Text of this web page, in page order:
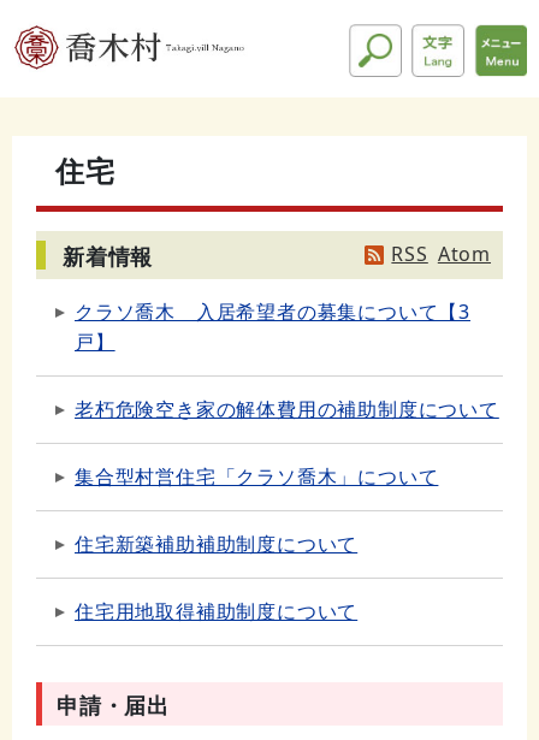
住宅
新着情報 RSS Atom
クラソ喬木 入居希望者の募集について【3
戸】
老朽危険空き家の解体費用の補助制度について
集合型村営住宅「クラソ喬木」について
住宅新築補助補助制度について
住宅用地取得補助制度について
申請・届出